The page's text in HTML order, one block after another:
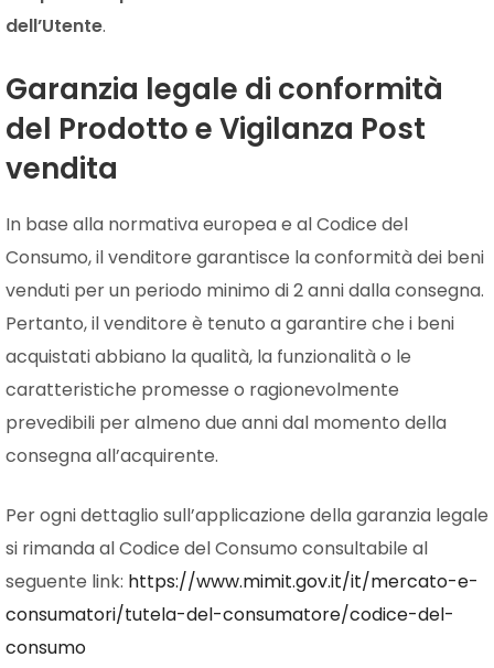
dell’Utente.
Garanzia legale di conformità
del Prodotto e Vigilanza Post
vendita
In base alla normativa europea e al Codice del
Consumo, il venditore garantisce la conformità dei beni
venduti per un periodo minimo di 2 anni dalla consegna.
Pertanto, il venditore è tenuto a garantire che i beni
acquistati abbiano la qualità, la funzionalità o le
caratteristiche promesse o ragionevolmente
prevedibili per almeno due anni dal momento della
consegna all’acquirente.
Per ogni dettaglio sull’applicazione della garanzia legale
si rimanda al Codice del Consumo consultabile al
seguente link: https://www.mimit.gov.it/it/mercato-e-
consumatori/tutela-del-consumatore/codice-del-
consumo